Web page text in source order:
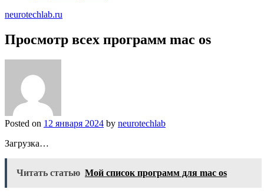
neurotechlab.ru
Просмотр всех программ mac os
Posted on 12 января 2024 by neurotechlab
Загрузка…
Читать статью Мой список программ для mac os